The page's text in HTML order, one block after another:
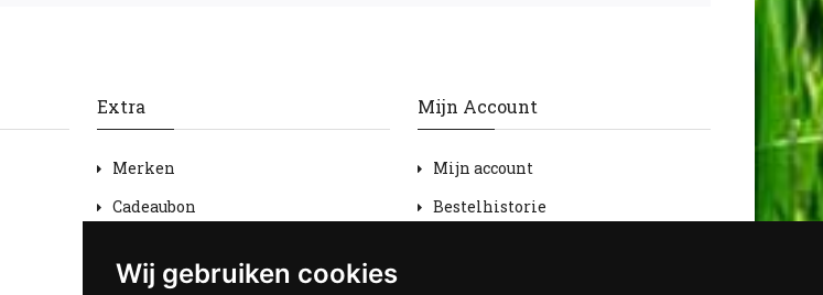
Wij gebruiken cookies
Extra
Merken
Cadeaubon
Sitemap
Mijn Account
Mijn account
Bestelhistorie